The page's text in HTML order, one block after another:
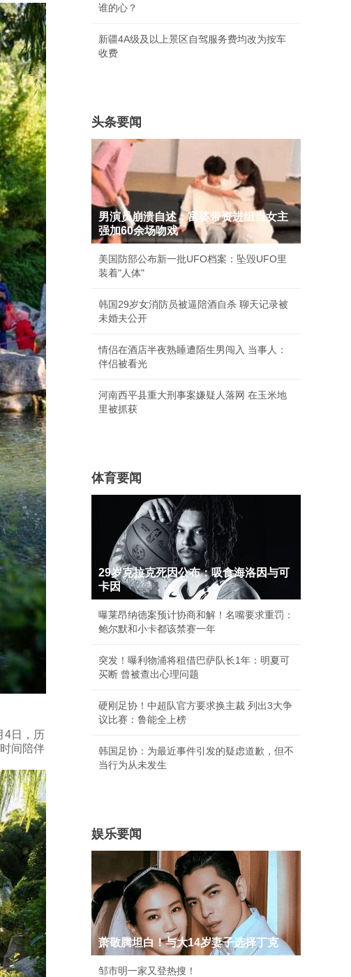
4日，历
间陪伴
谁的心？
新疆4A级及以上景区自驾服务费均改为按车
收费
头条要闻
男演员崩溃自述：富婆带资进组当女主
强加60余场吻戏
美国防部公布新一批UFO档案：坠毁UFO里
装着"人体"
韩国29岁女消防员被逼陪酒自杀 聊天记录被
未婚夫公开
情侣在酒店半夜熟睡遭陌生男闯入 当事人：
伴侣被看光
河南西平县重大刑事案嫌疑人落网 在玉米地
里被抓获
体育要闻
29岁克拉克死因公布：吸食海洛因与可
卡因
曝莱昂纳德案预计协商和解！名嘴要求重罚：
鲍尔默和小卡都该禁赛一年
突发！曝利物浦将租借巴萨队长1年：明夏可
买断 曾被查出心理问题
硬刚足协！中超队官方要求换主裁 列出3大争
议比赛：鲁能全上榜
韩国足协：为最近事件引发的疑虑道歉，但不
当行为从未发生
娱乐要闻
萧敬腾坦白！与大14岁妻子选择丁克
邹市明一家又登热搜！